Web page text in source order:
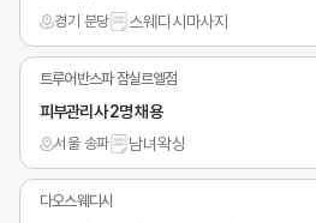
경기 분당 스웨디시마사지
트루어반스파 잠실르엘점
피부관리사 2명 채용
서울 송파 남녀왁싱
다오스웨디시